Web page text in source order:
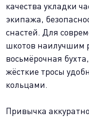
качества укладки
экипажа,
снастей. Для
шкотов наилучшим
восьмёрочная
жёсткие тросы
кольцами.
Привычка